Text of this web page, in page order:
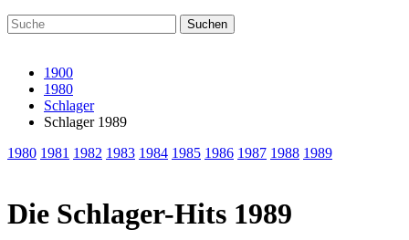
1900
1980
Schlager
Schlager 1989
1980 1981 1982 1983 1984 1985 1986 1987 1988 1989
Die Schlager-Hits 1989